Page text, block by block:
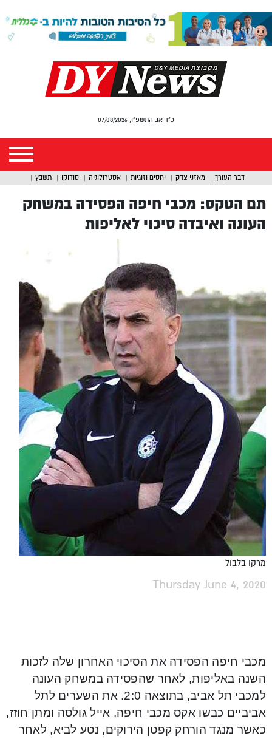
כ"ד אב התשפ"ו, 07/08/2026
דבר העורך מאזני צדק יחסים וזוגיות אסטרולוגיה סודוקו תשבץ
תם הטקס: מכבי חיפה הפסידה במשחק
העונה ואיבדה סיכוי לאליפות
מרקו בלבול
Thursday June 4, 2020
מכבי חיפה הפסידה את הסיכוי האחרון שלה לזכות
השנה באליפות, לאחר שהפסידה במשחק העונה
למכבי תל אביב, בתוצאה 2:0. את השערים לתל
אביביים כבשו אקס מכבי חיפה, אייל גולסה ומתן חוזז,
כאשר מנגד הורחק קפטן הירוקים, נטע לביא, לאחר